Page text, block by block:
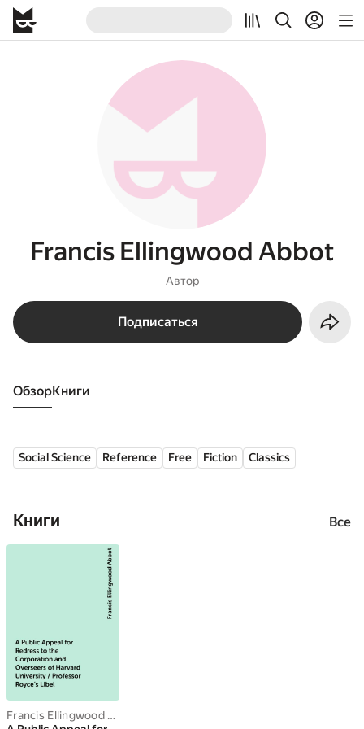
Francis Ellingwood Abbot
Автор
Подписаться
Обзор книги
Social Science Reference Free Fiction Classics
Книги Все
Francis Ellingwood Abbot